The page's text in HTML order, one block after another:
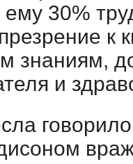
30%
к
знаниям,
и